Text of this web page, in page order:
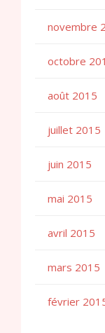
novembre
octobre
août 2015
juillet 2015
juin 2015
mai 2015
avril 2015
mars 2015
février